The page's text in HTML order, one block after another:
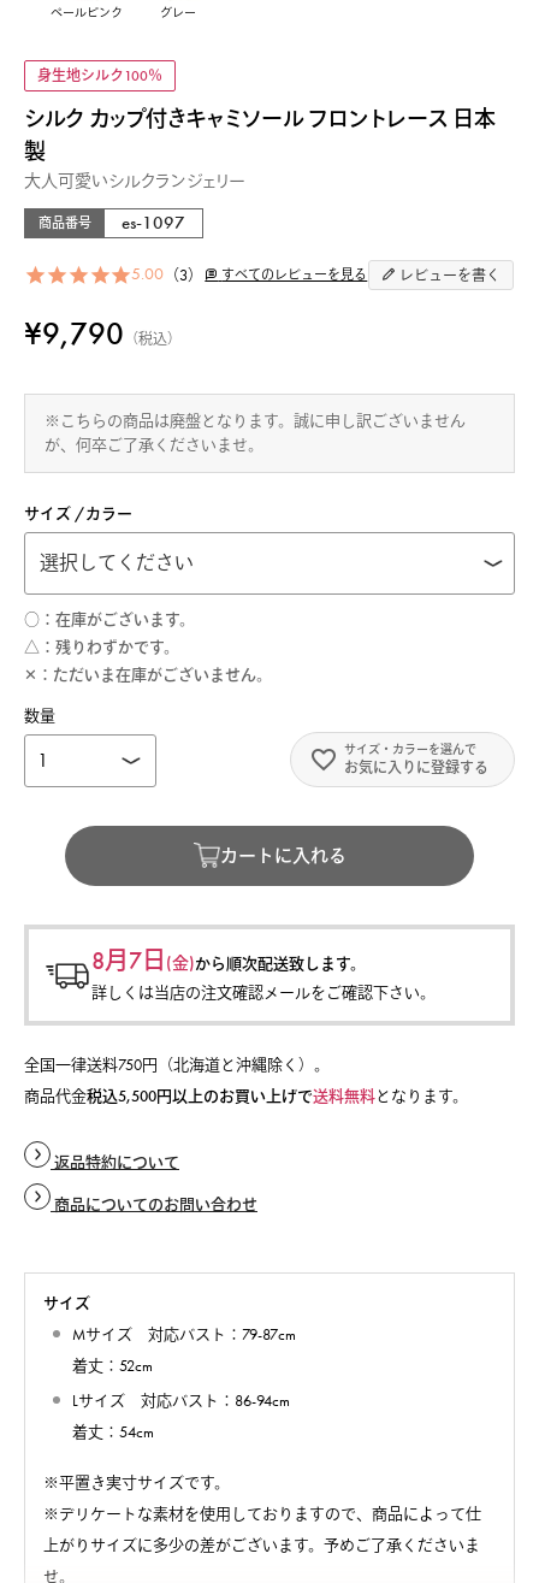
ペールピンク グレー
身生地シルク100％
大人可愛いシルクランジェリー
シルク カップ付きキャミソール フロントレース 日本
製
商品番号 es-1097
5.00 3 すべてのレビューを見る レビューを書く
¥9,790 税込
※こちらの商品は廃盤となります。誠に申し訳ございません
が、何卒ご了承くださいませ。
サイズ カラー
○
在庫がございます。
△
残りわずかです。
✕
ただいま在庫がございません。
お気に入りに登録する
カートに入れる
8月7日 (金)から順次配送致します。
詳しくは当店の注文確認メールをご確認下さい。
全国一律送料750円（北海道と沖縄除く）。
商品代金税込5,500円以上のお買い上げで送料無料となります。
返品特約について
商品についてのお問い合わせ
サイズ
Mサイズ 対応バスト：79-87cm
着丈：52cm
Lサイズ 対応バスト：86-94cm
着丈：54cm
※平置き実寸サイズです。
※デリケートな素材を使用しておりますので、商品によって仕
上がりサイズに多少の差がございます。予めご了承くださいま
せ。